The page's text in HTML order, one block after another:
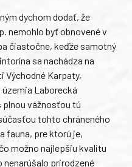
dychom dodať, že
nemohlo byť obnovené v
čiastočne, keďže samotný
sa nachádza na
Východné Karpaty,
Laborecká
plnou vážnosťou tú
tohto chráneného
fauna, pre ktorú je,
možno najlepšiu kvalitu
prirodzené